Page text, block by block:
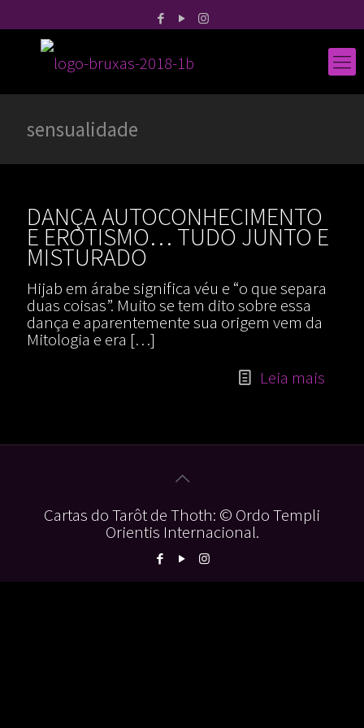
sensualidade
DANÇA AUTOCONHECIMENTO
E EROTISMO… TUDO JUNTO E
MISTURADO
Hijab em árabe significa véu e “o que separa
duas coisas”.​ Muito se tem dito sobre essa
dança e aparentemente sua origem vem da
Mitologia e era […]
Leia mais
Cartas do Tarôt de Thoth: © Ordo Templi
Orientis Internacional.